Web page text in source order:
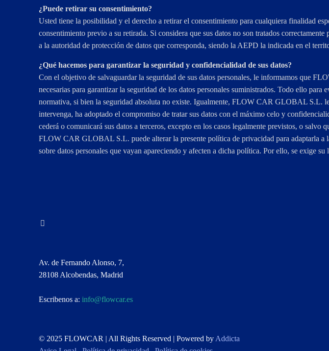
¿Puede retirar su consentimiento?
Usted tiene la posibilidad y el derecho a retirar el consentimiento para cualquiera finalidad
consentimiento previo a su retirada. Si considera que sus datos no son tratados
a la autoridad de protección de datos que corresponda, siendo la AEPD la indicada en el
¿Qué hacemos para garantizar la seguridad y confidencialidad de sus datos?
Con el objetivo de salvaguardar la seguridad de sus datos personales, le informamos que
necesarias para garantizar la seguridad de los datos personales suministrados. Todo ello
normativa, si bien la seguridad absoluta no existe. Igualmente, FLOW CAR GLOBAL S.L.
intervenga, ha adoptado el compromiso de tratar sus datos con el máximo celo y
cederá o comunicará sus datos a terceros, excepto en los casos legalmente previstos, o salvo
FLOW CAR GLOBAL S.L. puede alterar la presente política de privacidad para adaptarla a
sobre datos personales que vayan apareciendo y afecten a dicha política. Por ello, se exige
Av. de Fernando Alonso, 7,
28108 Alcobendas, Madrid
Escribenos a: se.racwolf@ofni
© 2025 FLOWCAR | All Rights Reserved | Powered by Addicta